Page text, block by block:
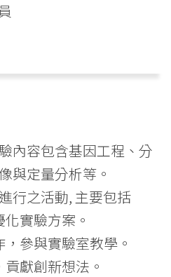
內容包含基因工程、分
與定量分析等。
行之活動, 主要包括
實驗方案。
參與實驗室教學。
獻創新想法。